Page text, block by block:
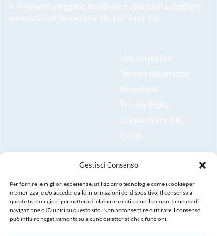
Gestisci Consenso
Per fornire le migliori esperienze, utilizziamo tecnologie come i cookie per
memorizzare e/o accedere alle informazioni del dispositivo. Il consenso a
queste tecnologie ci permetterà di elaborare dati come il comportamento di
navigazione o ID unici su questo sito. Non acconsentire o ritirare il consenso
può influire negativamente su alcune caratteristiche e funzioni.
Vi invitiamo a leggere, esplorare e divertirvi a scegliere
la modalità di formazione che più fa per voi.
Uso del portale
Termini del servizio
Note legali
Privacy Policy
Cookie Policy (UE)
Crediti
Resta aggiornato sulle ultime novità e iscriviti alla nostra
newsletter!
Registrati